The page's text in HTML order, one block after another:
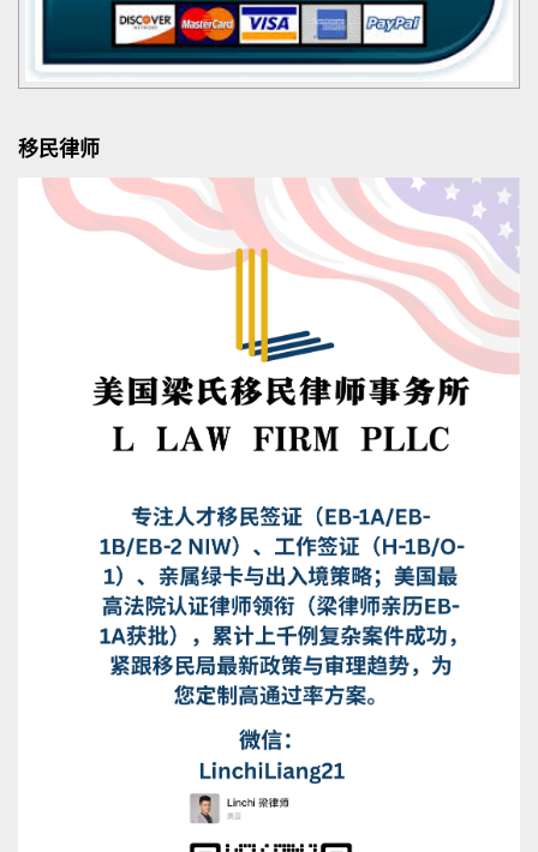
移民律师